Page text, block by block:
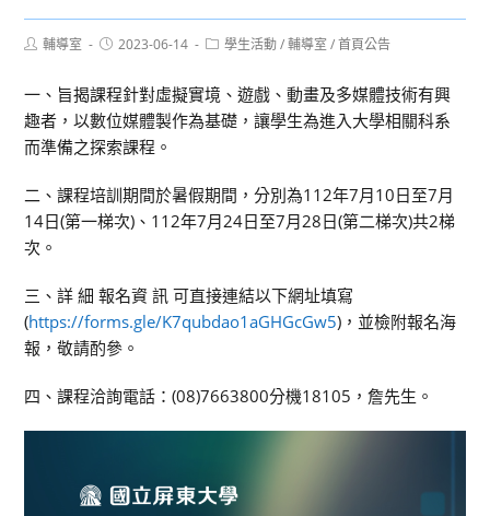
Post輔導室
Post2023-06-14
Post學生活動 / 輔導室 / 首頁公告
一、旨揭課程針對虛擬實境、遊戲、動畫及多媒體技術有興
趣者，以數位媒體製作為基礎，讓學生為進入大學相關科系
而準備之探索課程。
二、課程培訓期間於暑假期間，分別為112年7月10日至7月
14日(第一梯次)、112年7月24日至7月28日(第二梯次)共2梯
次。
三、詳 細 報名資 訊 可直接連結以下網址填寫
(https://forms.gle/K7qubdao1aGHGcGw5)，並檢附報名海
報，敬請酌參。
四、課程洽詢電話：(08)7663800分機18105，詹先生。